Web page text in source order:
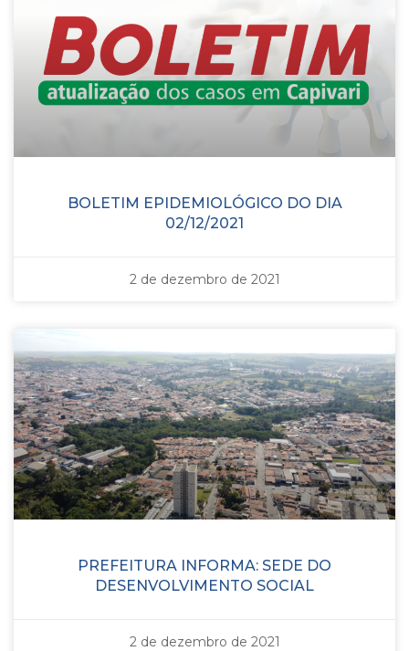
BOLETIM EPIDEMIOLÓGICO DO DIA
02/12/2021
2 de dezembro de 2021
PREFEITURA INFORMA: SEDE DO
DESENVOLVIMENTO SOCIAL
2 de dezembro de 2021